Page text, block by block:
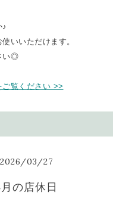
♪
いいただけます。
い◎
覧ください >>
2026/03/27
の店休日